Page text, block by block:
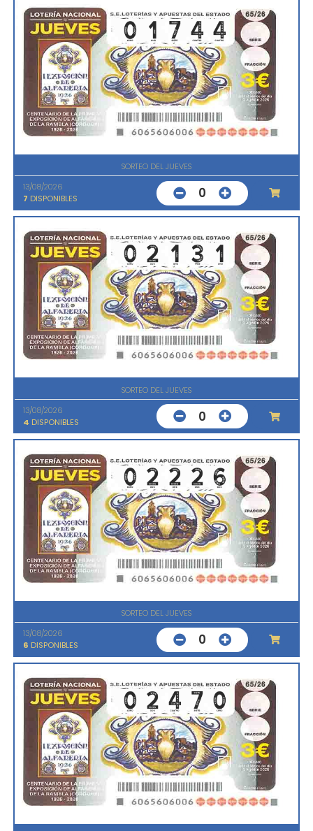
SORTEO DEL JUEVES
13/08/2026
7 DISPONIBLES 0
SORTEO DEL JUEVES
13/08/2026
4 DISPONIBLES 0
SORTEO DEL JUEVES
13/08/2026
6 DISPONIBLES 0